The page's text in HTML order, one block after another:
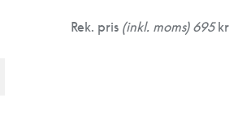
Rek. pris (inkl. moms) 695kr